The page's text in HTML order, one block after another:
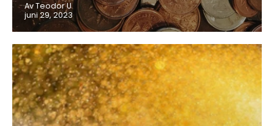
Av Teodor U
juni 29, 2023